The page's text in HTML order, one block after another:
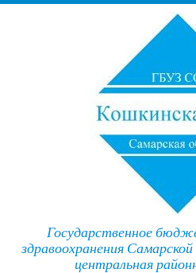
Государственное
здравоохранения
центральная